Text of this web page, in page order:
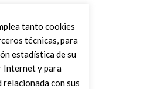
tanto cookies
técnicas, para
estadística de su
Internet y para
con sus